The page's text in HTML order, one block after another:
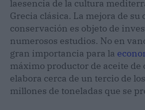
laesencia de la cultura
Grecia clásica. La mejora de su
conservación es objeto de
numerosos estudios. No en
gran importancia para la
máximo productor de aceite de
elabora cerca de un tercio de
millones de toneladas que se